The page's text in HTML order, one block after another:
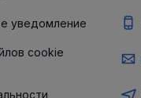
уведомление
cookie